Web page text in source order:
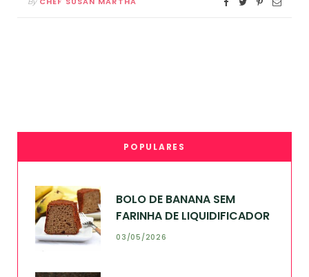
POPULARES
BOLO DE BANANA SEM
FARINHA DE LIQUIDIFICADOR
03/05/2026